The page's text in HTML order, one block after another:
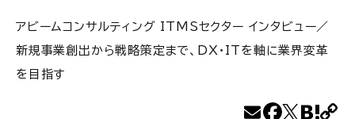
アビームコンサルティング ITMSセクター インタビュー／
新規事業創出から戦略策定まで、DX・ITを軸に業界変革
を目指す